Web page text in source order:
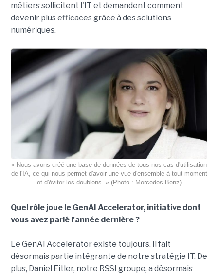
métiers sollicitent l'IT et demandent comment
devenir plus efficaces grâce à des solutions
numériques.
« Nous avons créé une base de données de tous nos cas d'utilisation
de l'IA, ce qui nous permet d'avoir une vue d'ensemble à tout moment
et d'éviter les doublons. » (Photo : Mercedes-Benz)
Quel rôle joue le GenAI Accelerator, initiative dont
vous avez parlé l'année dernière ?
Le GenAI Accelerator existe toujours. Il fait
désormais partie intégrante de notre stratégie IT. De
plus, Daniel Eitler, notre RSSI groupe, a désormais